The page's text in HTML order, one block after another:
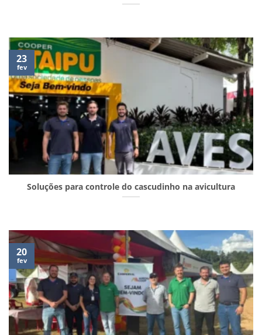
Soluções para controle do cascudinho na avicultura
23
fev
20
fev